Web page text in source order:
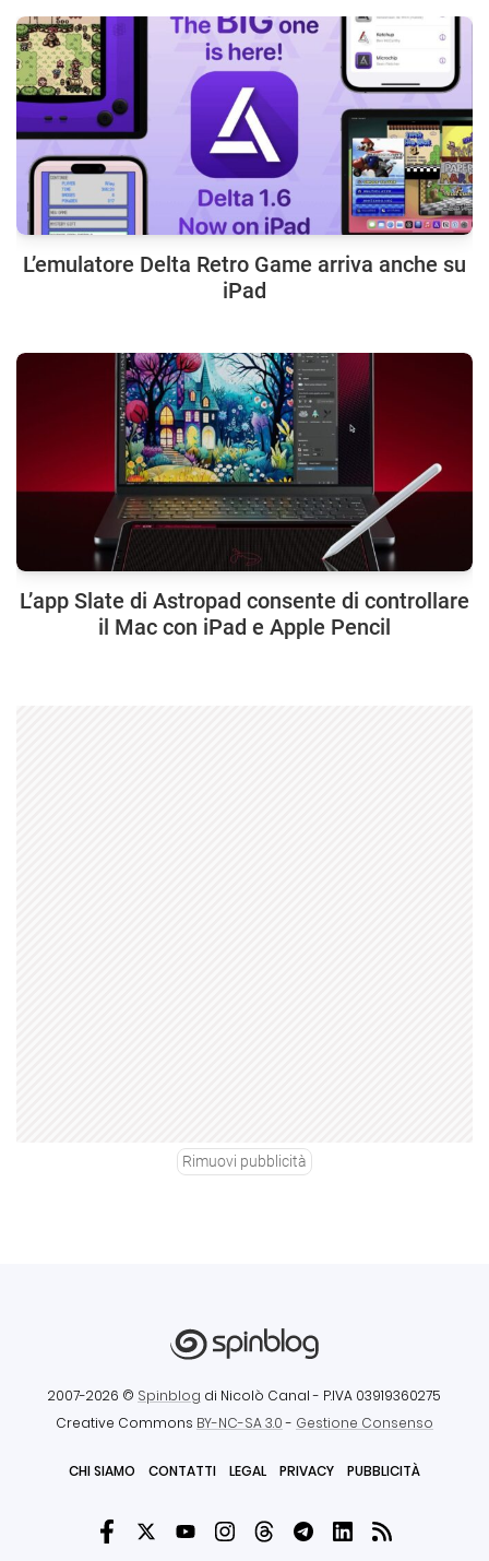
L’emulatore Delta Retro Game arriva anche su
iPad
L’app Slate di Astropad consente di controllare
il Mac con iPad e Apple Pencil
Rimuovi pubblicità
2007-2026 © Spinblog di Nicolò Canal - P.IVA 03919360275
Creative Commons BY-NC-SA 3.0- Gestione Consenso
CHI SIAMO CONTATTI LEGAL PRIVACY PUBBLICITÀ